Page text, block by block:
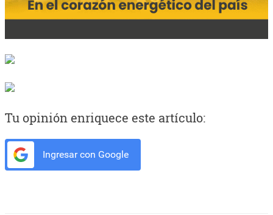
Tu opinión enriquece este artículo:
Ingresar con Google